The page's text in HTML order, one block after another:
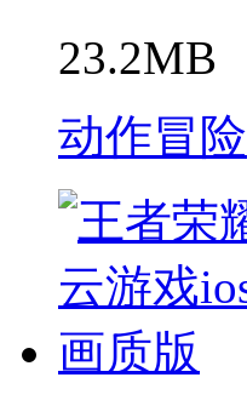
23.2MB
动作冒险